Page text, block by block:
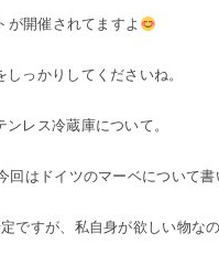
が開催されてますよ
っかりしてくださいね。
レス冷蔵庫について。
回はドイツのマーベについて書
ですが、私自身が欲しい物な